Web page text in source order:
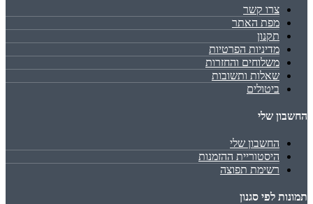
צרו קשר
מפת האתר
תקנון
מדיניות הפרטיות
משלוחים והחזרות
שאלות ותשובות
ביטולים
החשבון שלי
החשבון שלי
היסטוריית ההזמנות
רשימת תפוצה
תמונות לפי סגנון